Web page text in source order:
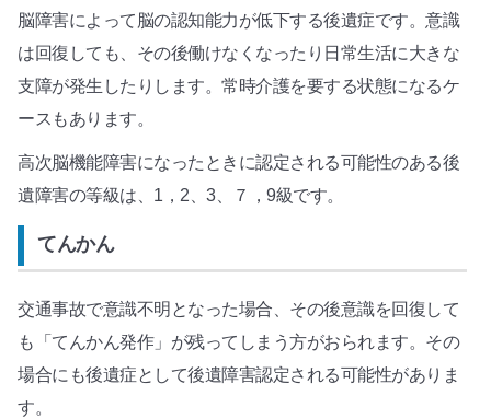
脳障害によって脳の認知能力が低下する後遺症です。意識
は回復しても、その後働けなくなったり日常生活に大きな
支障が発生したりします。常時介護を要する状態になるケ
ースもあります。
高次脳機能障害になったときに認定される可能性のある後
遺障害の等級は、1，2、3、７，9級です。
てんかん
交通事故で意識不明となった場合、その後意識を回復して
も「てんかん発作」が残ってしまう方がおられます。その
場合にも後遺症として後遺障害認定される可能性がありま
す。